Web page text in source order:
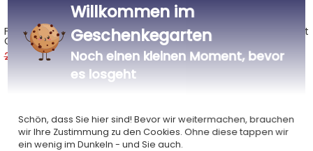
Feuerzeug Star zum
Geburtstag
29,90 €26,91 €
Sturmfeuerzeug Der Liebe mit
Gravur
29,90 €26,91 €
Willkommen im
Geschenkegarten
Noch einen kleinen Moment, bevor
es losgeht
Schön, dass Sie hier sind! Bevor wir weitermachen, brauchen
wir Ihre Zustimmung zu den Cookies. Ohne diese tappen wir
ein wenig im Dunkeln - und Sie auch.